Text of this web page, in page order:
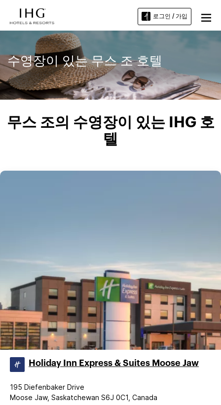
로그인 / 가입
수영장이 있는 무스 조 호텔
무스 조의 수영장이 있는 IHG 호
텔
Holiday Inn Express & Suites Moose Jaw
195 Diefenbaker Drive
Moose Jaw, Saskatchewan S6J 0C1, Canada